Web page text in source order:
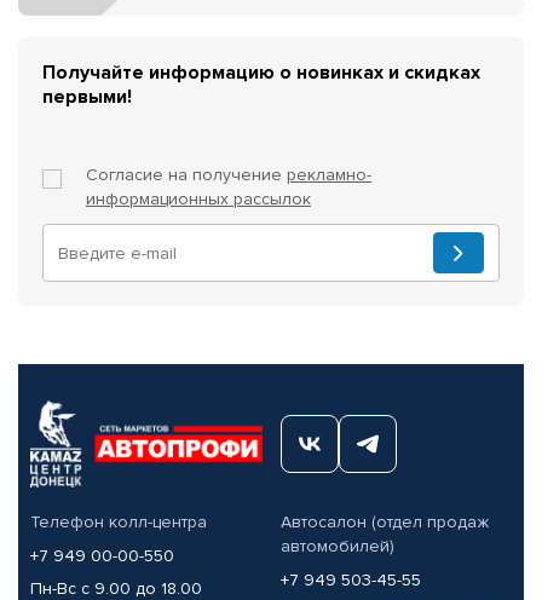
Получайте информацию о новинках и скидках
первыми!
Согласие на получение рекламно-
информационных рассылок
Телефон колл-центра
+7 949 00-00-550
Пн-Вс с 9.00 до 18.00
Автосалон (отдел продаж
автомобилей)
+7 949 503-45-55